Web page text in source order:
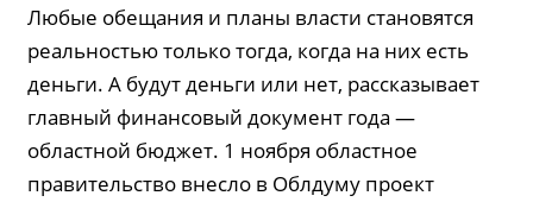
Любые обещания и планы власти становятся
реальностью только тогда, когда на них есть
деньги. А будут деньги или нет, рассказывает
главный финансовый документ года —
областной бюджет. 1 ноября областное
правительство внесло в Облдуму проект